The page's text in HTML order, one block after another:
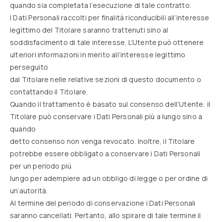
quando sia completata l’esecuzione di tale contratto.
I Dati Personali raccolti per finalità riconducibili all’interesse
legittimo del Titolare saranno trattenuti sino al
soddisfacimento di tale interesse. L’Utente può ottenere
ulteriori informazioni in merito all’interesse legittimo
perseguito
dal Titolare nelle relative sezioni di questo documento o
contattando il Titolare.
Quando il trattamento è basato sul consenso dell’Utente, il
Titolare può conservare i Dati Personali più a lungo sino a
quando
detto consenso non venga revocato. Inoltre, il Titolare
potrebbe essere obbligato a conservare i Dati Personali
per un periodo più
lungo per adempiere ad un obbligo di legge o per ordine di
un’autorità.
Al termine del periodo di conservazione i Dati Personali
saranno cancellati. Pertanto, allo spirare di tale termine il